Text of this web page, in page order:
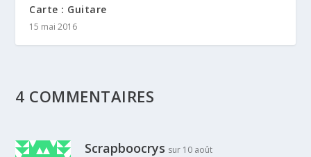
Carte : Guitare
15 mai 2016
4 COMMENTAIRES
Scrapboocrys sur 10 août